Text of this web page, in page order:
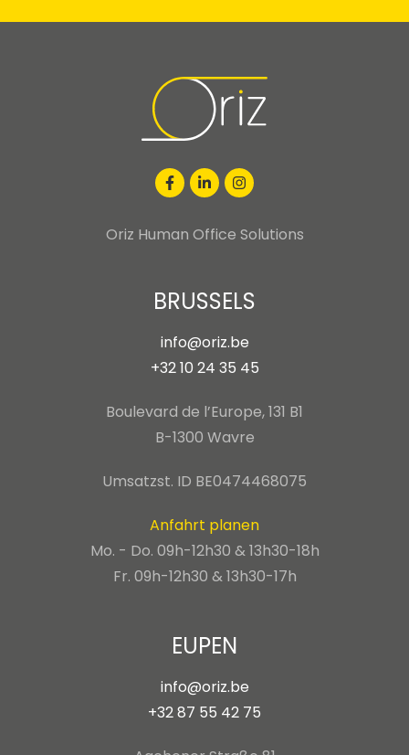
Oriz Human Office Solutions
BRUSSELS
info@oriz.be
+32 10 24 35 45
Boulevard de l’Europe, 131 B1
B-1300 Wavre
Umsatzst. ID BE0474468075
Anfahrt planen
Mo. - Do. 09h-12h30 & 13h30-18h
Fr. 09h-12h30 & 13h30-17h
EUPEN
info@oriz.be
+32 87 55 42 75